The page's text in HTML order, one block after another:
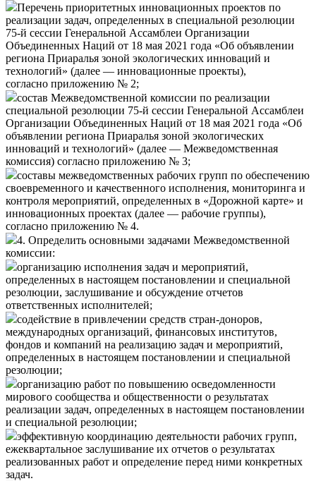
Перечень приоритетных инновационных проектов по
реализации задач, определенных в специальной резолюции
75-й сессии Генеральной Ассамблеи Организации
Объединенных Наций от 18 мая 2021 года «Об объявлении
региона Приаралья зоной экологических инноваций и
технологий» (далее — инновационные проекты),
согласно приложению № 2;
состав Межведомственной комиссии по реализации
специальной резолюции 75-й сессии Генеральной Ассамблеи
Организации Объединенных Наций от 18 мая 2021 года «Об
объявлении региона Приаралья зоной экологических
инноваций и технологий» (далее — Межведомственная
комиссия) согласно приложению № 3;
составы межведомственных рабочих групп по обеспечению
своевременного и качественного исполнения, мониторинга и
контроля мероприятий, определенных в «Дорожной карте» и
инновационных проектах (далее — рабочие группы),
согласно приложению № 4.
4. Определить основными задачами Межведомственной
комиссии:
организацию исполнения задач и мероприятий,
определенных в настоящем постановлении и специальной
резолюции, заслушивание и обсуждение отчетов
ответственных исполнителей;
содействие в привлечении средств стран-доноров,
международных организаций, финансовых институтов,
фондов и компаний на реализацию задач и мероприятий,
определенных в настоящем постановлении и специальной
резолюции;
организацию работ по повышению осведомленности
мирового сообщества и общественности о результатах
реализации задач, определенных в настоящем постановлении
и специальной резолюции;
эффективную координацию деятельности рабочих групп,
ежеквартальное заслушивание их отчетов о результатах
реализованных работ и определение перед ними конкретных
задач.